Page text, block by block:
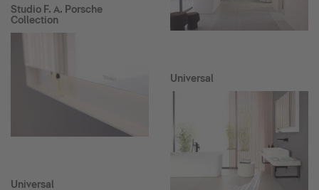
Studio F. A. Porsche
Collection
Universal
Universal